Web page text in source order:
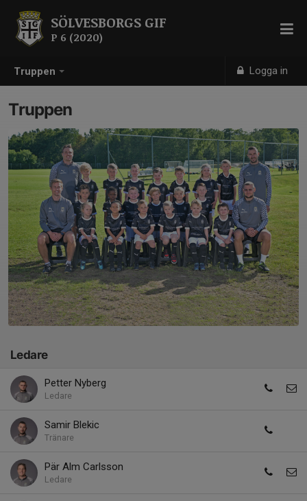
Truppen Logga in
SÖLVESBORGS GIF
P 6 (2020)
Truppen
Ledare
Petter Nyberg
Ledare
Samir Blekic
Tränare
Pär Alm Carlsson
Ledare